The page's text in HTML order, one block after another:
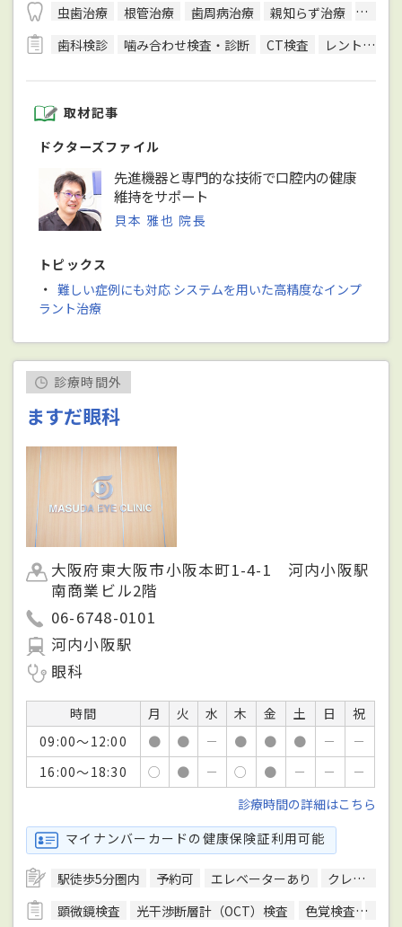
虫歯治療 根管治療 歯周病治療 親知らず治療
顎関
歯科検診
噛み合わせ検査・診断 CT検査 レントゲン検査
取材記事
ドクターズファイル
先進機器と専門的な技術で口腔内の健康
維持をサポート
貝本 雅也 院長
トピックス
・ 難しい症例にも対応 システムを用いた高精度なインプ
ラント治療
診療時間外
ますだ眼科
大阪府東大阪市小阪本町1-4-1 河内小阪駅
南商業ビル2階
06-6748-0101
河内小阪駅
眼科
時間 月 火 水 木 金 土 日
祝
09:00～12:00
● ● － ● ● ● －
－
16:00～18:30
○ ● － ○ ● － －
－
診療時間の詳細はこちら
マイナンバーカードの健康保険証利用可能
駅徒歩5分圏内 予約可 エレベーターあり
クレジットカード対応
顕微鏡検査
光干渉断層計（OCT）検査 色覚検査